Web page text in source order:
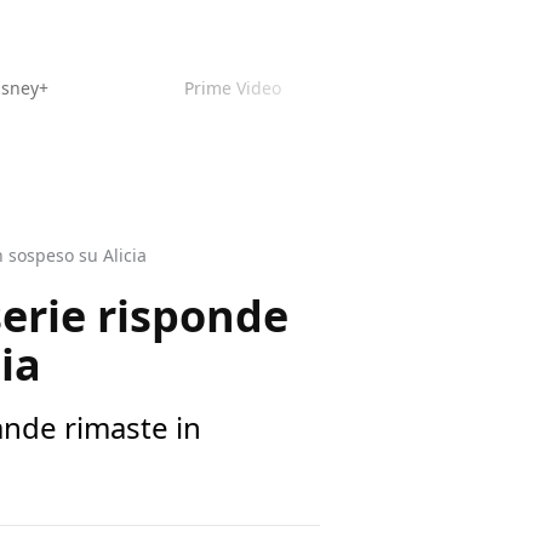
Prime Video
su Alicia
risponde
rimaste in